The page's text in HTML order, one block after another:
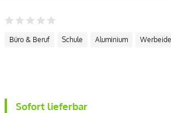
Büro & Beruf Schule Aluminium
Sofort lieferbar